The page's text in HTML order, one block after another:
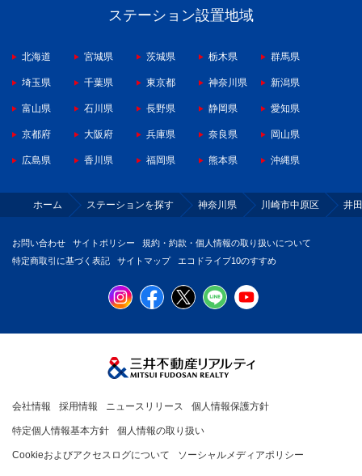
ステーション設置地域
北海道 宮城県 茨城県 栃木県 群馬県
埼玉県 千葉県 東京都 神奈川県 新潟県
富山県 石川県 長野県 静岡県 愛知県
京都府 大阪府 兵庫県 奈良県 岡山県
広島県 香川県 福岡県 熊本県 沖縄県
ホーム ステーションを探す 神奈川県 川崎市中原区 井田
お問い合わせ サイトポリシー
規約・約款・個人情報の取り扱いについて
特定商取引に基づく表記
サイトマップ エコドライブ10のすすめ
会社情報 採用情報 ニュースリリース 個人情報保護方針
特定個人情報基本方針 個人情報の取り扱い
Cookieおよびアクセスログについて ソーシャルメディアポリシー